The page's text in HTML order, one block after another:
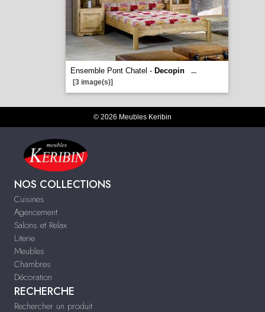
Ensemble Pont Chatel - Decopin
...
[3 image(s)]
© 2026 Meubles Keribin
NOS COLLECTIONS
Cuisines
Agencement
Salons et Relax
Literie
Meubles
Chambres
Décoration
RECHERCHE
Rechercher un produit